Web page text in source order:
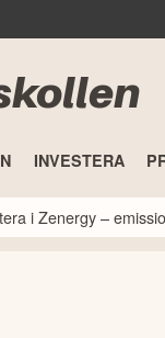
INVESTERA
i Zenergy –